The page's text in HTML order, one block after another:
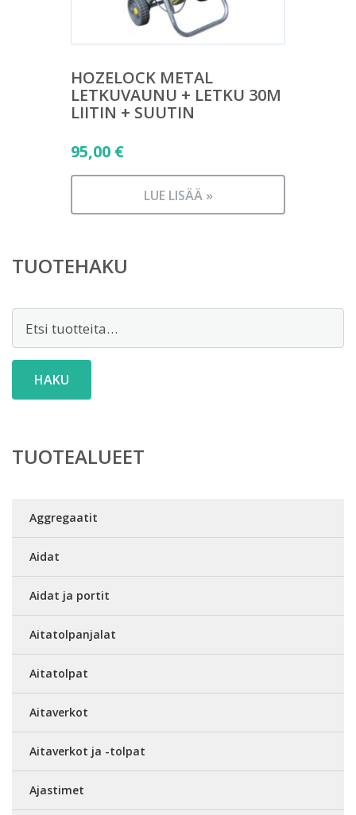
HOZELOCK METAL
LETKUVAUNU + LETKU 30M
LIITIN + SUUTIN
95,00 €
LUE LISÄÄ »
TUOTEHAKU
HAKU
TUOTEALUEET
Aggregaatit
Aidat
Aidat ja portit
Aitatolpanjalat
Aitatolpat
Aitaverkot
Aitaverkot ja -tolpat
Ajastimet